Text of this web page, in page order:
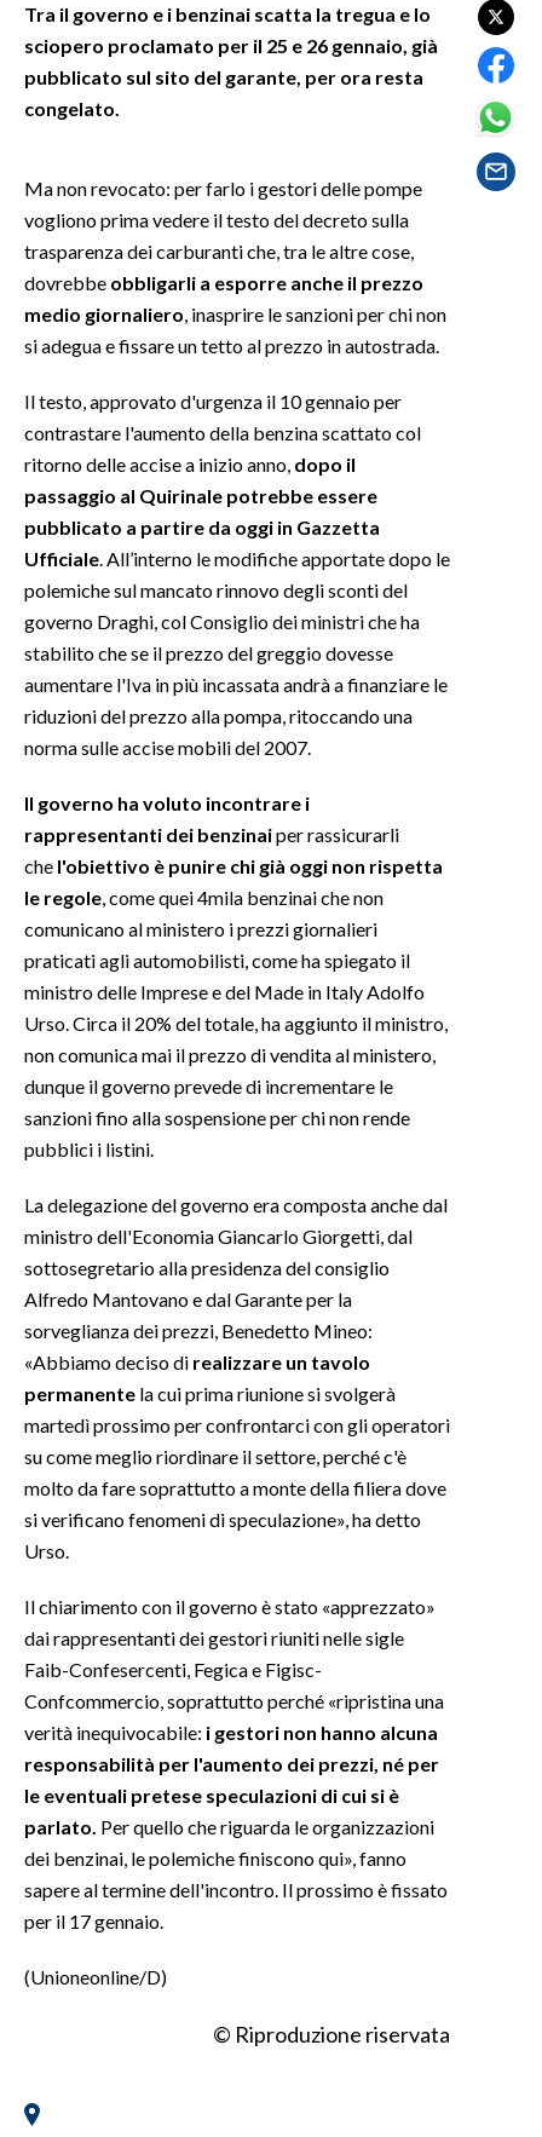
SPETTACOLI
GOSSIP
SARDEGNA TURISMO
SARDI NEL MONDO
NOTIZIE
EVENTI
3 MINUTI CON
INSULARITÀ
INFO AZIENDE
ABBONATI
ANNUNCI
PUBBLICITÀ
SPIAGGE
Tra il governo e i benzinai scatta la tregua e lo
sciopero proclamato per il 25 e 26 gennaio, già
pubblicato sul sito del garante, per ora resta
congelato.
Ma non revocato: per farlo i gestori delle pompe
vogliono prima vedere il testo del decreto sulla
trasparenza dei carburanti che, tra le altre cose,
dovrebbe obbligarli a esporre anche il prezzo
medio giornaliero , inasprire le sanzioni per chi non
si adegua e fissare un tetto al prezzo in autostrada.
Il testo, approvato d'urgenza il 10 gennaio per
contrastare l'aumento della benzina scattato col
ritorno delle accise a inizio anno, dopo il
passaggio al Quirinale potrebbe essere
pubblicato a partire da oggi in Gazzetta
Ufficiale . All’interno le modifiche apportate dopo le
polemiche sul mancato rinnovo degli sconti del
governo Draghi, col Consiglio dei ministri che ha
stabilito che se il prezzo del greggio dovesse
aumentare l'Iva in più incassata andrà a finanziare le
riduzioni del prezzo alla pompa, ritoccando una
norma sulle accise mobili del 2007.
Il governo ha voluto incontrare i
rappresentanti dei benzinaiper rassicurarli
che l'obiettivo è punire chi già oggi non rispetta
le regole , come quei 4mila benzinai che non
comunicano al ministero i prezzi giornalieri
praticati agli automobilisti, come ha spiegato il
ministro delle Imprese e del Made in Italy Adolfo
Urso. Circa il 20% del totale, ha aggiunto il ministro,
non comunica mai il prezzo di vendita al ministero,
dunque il governo prevede di incrementare le
sanzioni fino alla sospensione per chi non rende
pubblici i listini.
La delegazione del governo era composta anche dal
ministro dell'Economia Giancarlo Giorgetti, dal
sottosegretario alla presidenza del consiglio
Alfredo Mantovano e dal Garante per la
sorveglianza dei prezzi, Benedetto Mineo:
«Abbiamo deciso di realizzare un tavolo
permanente la cui prima riunione si svolgerà
martedì prossimo per confrontarci con gli operatori
su come meglio riordinare il settore, perché c'è
molto da fare soprattutto a monte della filiera dove
si verificano fenomeni di speculazione», ha detto
Urso.
Il chiarimento con il governo è stato «apprezzato»
dai rappresentanti dei gestori riuniti nelle sigle
Faib-Confesercenti, Fegica e Figisc-
Confcommercio, soprattutto perché «ripristina una
verità inequivocabile: i gestori non hanno alcuna
responsabilità per l'aumento dei prezzi, né per
le eventuali pretese speculazioni di cui si è
parlato. Per quello che riguarda le organizzazioni
dei benzinai, le polemiche finiscono qui», fanno
sapere al termine dell'incontro. Il prossimo è fissato
per il 17 gennaio.
(Unioneonline/D)
© Riproduzione riservata